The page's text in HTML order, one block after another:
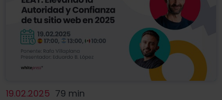
19.02.2025 79 min